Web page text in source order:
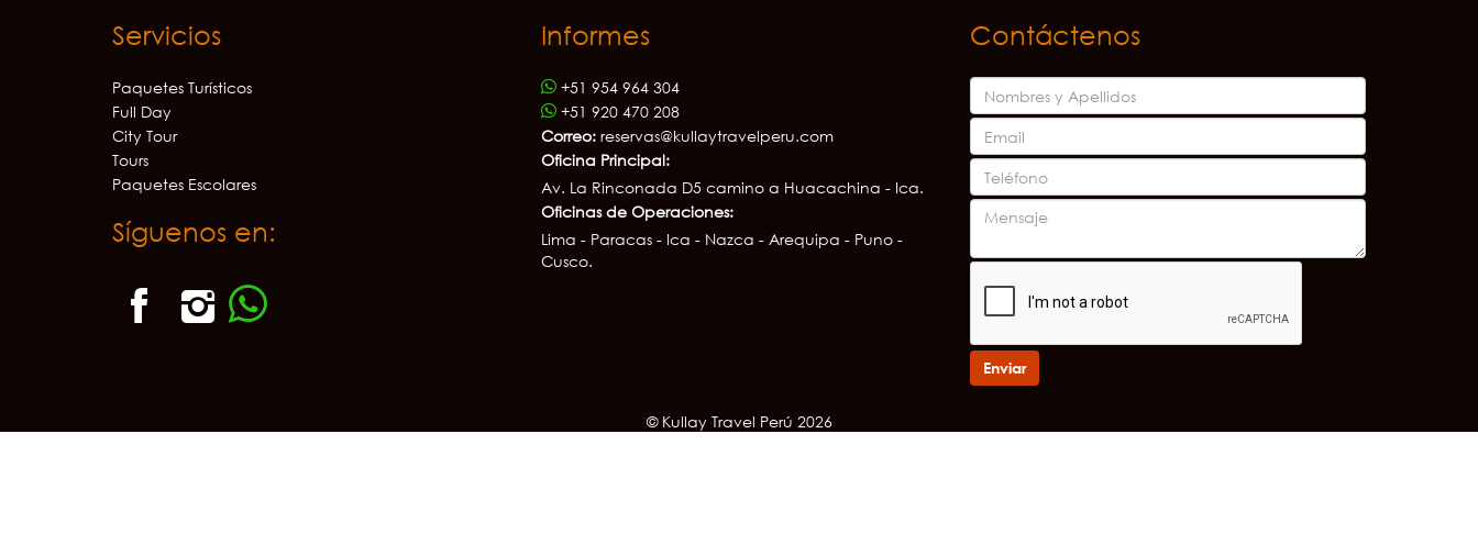
Servicios
Paquetes Turísticos
Full Day
City Tour
Tours
Paquetes Escolares
Síguenos en:
Informes
+51 954 964 304
+51 920 470 208
Correo: reservas@kullaytravelperu.com
Oficina Principal:
Av. La Rinconada D5 camino a Huacachina - Ica.
Oficinas de Operaciones:
Lima - Paracas - Ica - Nazca - Arequipa - Puno -
Cusco.
Contáctenos
Enviar
© Kullay Travel Perú 2026